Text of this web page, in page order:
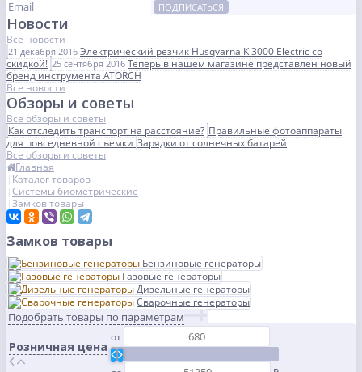
ПОДПИСАТЬСЯ
Новости
Все новости
21 декабря 2016 Электрический резчик Husqvarna K 3000 Electric со
скидкой! 25 сентября 2016 Теперь в нашем магазине представлен новый
бренд инструмента ATORCH
Все новости
Обзоры и советы
Все обзоры и советы
Как отследить транспорт на расстояние? Правильные фотоаппараты
для повседневной съемкиЗарядки от солнечных батарей
Все обзоры и советы
Главная
Каталог товаров
Системы биометрические
Замков товары
Замков товары
Бензиновые генераторы
Газовые генераторы
Дизельные генераторы
Сварочные генераторы
Подобрать товары по параметрам
Розничная цена
от